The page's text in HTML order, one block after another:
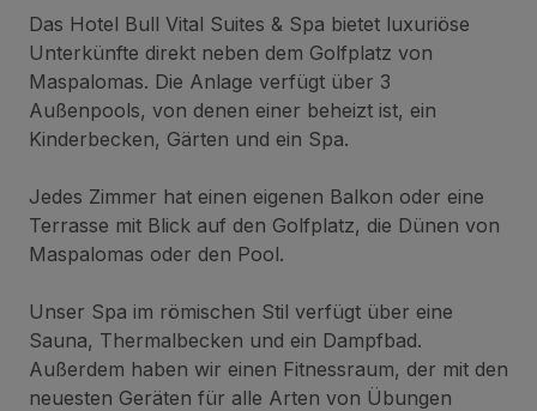
Das Hotel Bull Vital Suites & Spa bietet luxuriöse
Unterkünfte direkt neben dem Golfplatz von
Maspalomas. Die Anlage verfügt über 3
Außenpools, von denen einer beheizt ist, ein
Kinderbecken, Gärten und ein Spa.
Jedes Zimmer hat einen eigenen Balkon oder eine
Terrasse mit Blick auf den Golfplatz, die Dünen von
Maspalomas oder den Pool.
Unser Spa im römischen Stil verfügt über eine
Sauna, Thermalbecken und ein Dampfbad.
Außerdem haben wir einen Fitnessraum, der mit den
neuesten Geräten für alle Arten von Übungen